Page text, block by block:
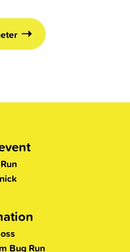
Bug Run